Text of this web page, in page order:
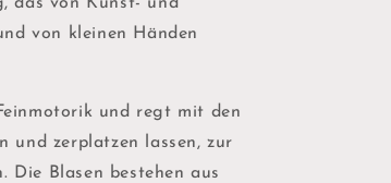
von kleinen Händen
und regt mit den
und zerplatzen lassen, zur
Die Blasen bestehen aus